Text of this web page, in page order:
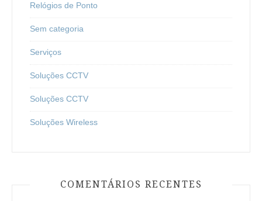
Relógios de Ponto
Sem categoria
Serviços
Soluções CCTV
Soluções CCTV
Soluções Wireless
COMENTÁRIOS RECENTES